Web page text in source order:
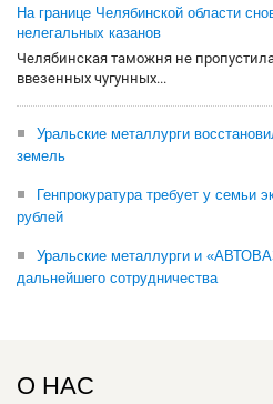
На границе Челябинской области
нелегальных казанов
Челябинская таможня не
ввезенных чугунных...
Уральские металлурги
земель
Генпрокуратура требует у
рублей
Уральские металлурги и
дальнейшего сотрудничества
О НАС